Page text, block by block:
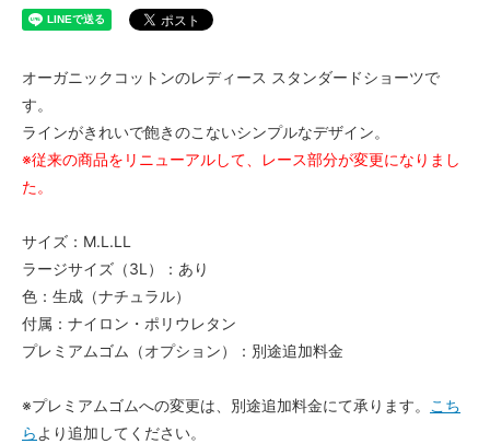
オーガニックコットンのレディース スタンダードショーツで
す。
ラインがきれいで飽きのこないシンプルなデザイン。
※従来の商品をリニューアルして、レース部分が変更になりまし
た。
サイズ：M.L.LL
ラージサイズ（3L）：あり
色：生成（ナチュラル）
付属：ナイロン・ポリウレタン
プレミアムゴム（オプション）：別途追加料金
※プレミアムゴムへの変更は、別途追加料金にて承ります。
こち
ら より追加してください。